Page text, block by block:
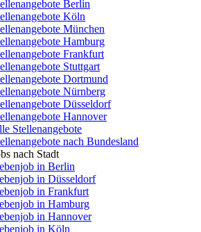
Berlin
Köln
München
Hamburg
Frankfurt
Stuttgart
Dortmund
Nürnberg
Düsseldorf
Hannover
Stellenangebote
nach Bundesland
nach Stadt
in Berlin
in Düsseldorf
in Frankfurt
in Hamburg
in Hannover
in Köln